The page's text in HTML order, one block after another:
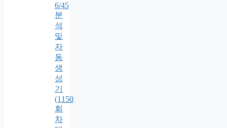
6/45
분
석
및
자
동
생
성
기
(1150
회
차